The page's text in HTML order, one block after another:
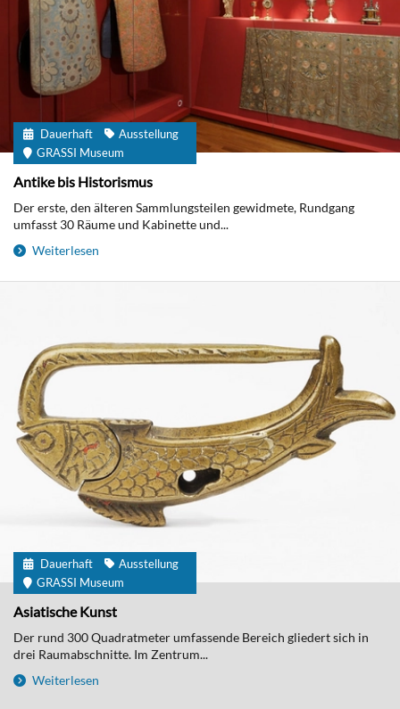
Dauerhaft
Ausstellung
GRASSI Museum
Antike bis Historismus
Der erste, den älteren Sammlungsteilen gewidmete, Rundgang
umfasst 30 Räume und Kabinette und...
Weiterlesen
Dauerhaft
Ausstellung
GRASSI Museum
Asiatische Kunst
Der rund 300 Quadratmeter umfassende Bereich gliedert sich in
drei Raumabschnitte. Im Zentrum...
Weiterlesen